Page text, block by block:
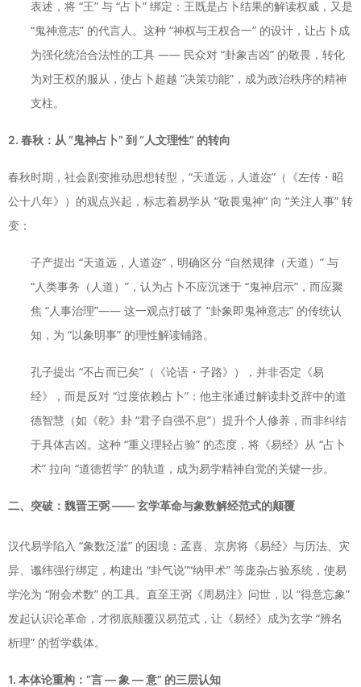
表述，将 “王” 与 “占卜” 绑定：王既是占卜结果的解读权威，又是
“鬼神意志” 的代言人。这种 “神权与王权合一” 的设计，让占卜成
为强化统治合法性的工具 —— 民众对 “卦象吉凶” 的敬畏，转化
为对王权的服从，使占卜超越 “决策功能”，成为政治秩序的精神
支柱。
2. 春秋：从 “鬼神占卜” 到 “人文理性” 的转向
春秋时期，社会剧变推动思想转型，“天道远，人道迩”（《左传・昭
公十八年》）的观点兴起，标志着易学从 “敬畏鬼神” 向 “关注人事” 转
变：
子产提出 “天道远，人道迩”，明确区分 “自然规律（天道）” 与
“人类事务（人道）”，认为占卜不应沉迷于 “鬼神启示”，而应聚
焦 “人事治理”—— 这一观点打破了 “卦象即鬼神意志” 的传统认
知，为 “以象明事” 的理性解读铺路。
孔子提出 “不占而已矣”（《论语・子路》），并非否定《易
经》，而是反对 “过度依赖占卜”：他主张通过解读卦爻辞中的道
德智慧（如《乾》卦 “君子自强不息”）提升个人修养，而非纠结
于具体吉凶。这种 “重义理轻占验” 的态度，将《易经》从 “占卜
术” 拉向 “道德哲学” 的轨道，成为易学精神自觉的关键一步。
二、突破：魏晋王弼 —— 玄学革命与象数解经范式的颠覆
汉代易学陷入 “象数泛滥” 的困境：孟喜、京房将《易经》与历法、灾
异、谶纬强行绑定，构建出 “卦气说”“纳甲术” 等庞杂占验系统，使易
学沦为 “附会术数” 的工具。直至王弼《周易注》问世，以 “得意忘象”
发起认识论革命，才彻底颠覆汉易范式，让《易经》成为玄学 “辨名
析理” 的哲学载体。
1. 本体论重构：“言 — 象 — 意” 的三层认知